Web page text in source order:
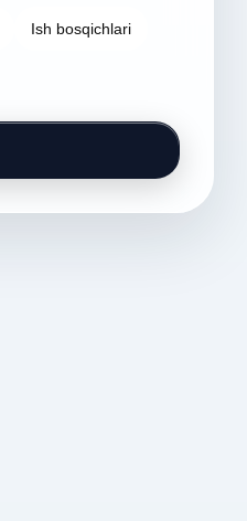
Ish bosqichlari